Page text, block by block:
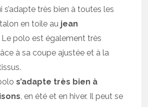
très bien à toutes les
en toile au jean
Le polo est également très
à sa coupe ajustée et à la
s’adapte très bien à
, en été et en hiver. Il peut se